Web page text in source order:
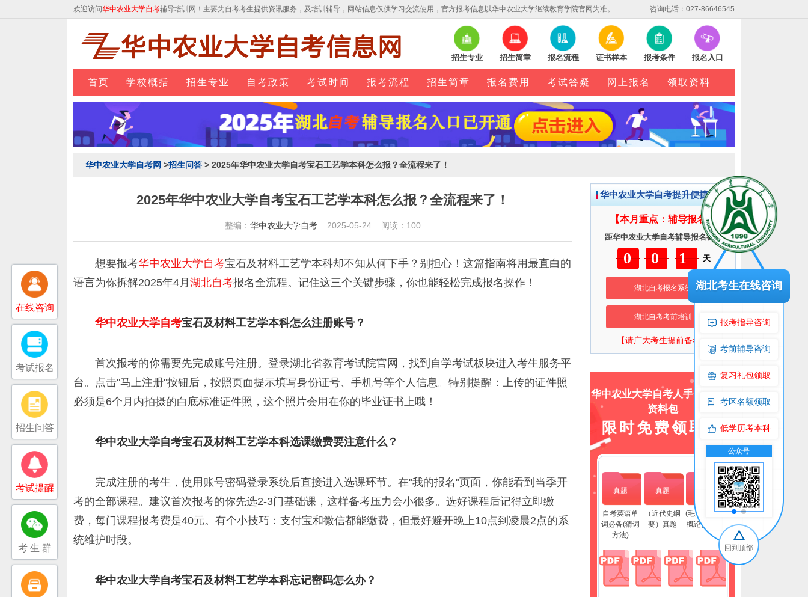
欢迎访问华中农业大学自考辅导培训网！主要为自考考生提供资讯服务，及培训辅导，网站信息仅供学习交流使用，官方报考信息以华中农业大学继续教育学院官网为准。 咨询电话：027-86646545
招生专业 招生简章 报名流程 证书样本 报考条件 报名入口
首页 学校概括 招生专业 自考政策 考试时间 报考流程 招生简章 报名费用 考试答疑 网上报名 领取资料
华中农业大学自考网 >招生问答 > 2025年华中农业大学自考宝石工艺学本科怎么报？全流程来了！
2025年华中农业大学自考宝石工艺学本科怎么报？全流程来了！
整编： 华中农业大学自考 2025-05-24 阅读：100
想要报考华中农业大学自考宝石及材料工艺学本科却不知从何下手？别担心！这篇指南将用最直白的
语言为你拆解2025年4月 湖北自考报名全流程。记住这三个关键步骤，你也能轻松完成报名操作！
华中农业大学自考宝石及材料工艺学本科怎么注册账号？
首次报考的你需要先完成账号注册。登录湖北省教育考试院官网，找到自学考试板块进入考生服务平
台。点击"马上注册"按钮后，按照页面提示填写身份证号、手机号等个人信息。特别提醒：上传的证件照
必须是6个月内拍摄的白底标准证件照，这个照片会用在你的毕业证书上哦！
华中农业大学自考宝石及材料工艺学本科选课缴费要注意什么？
完成注册的考生，使用账号密码登录系统后直接进入选课环节。在"我的报名"页面，你能看到当季开
考的全部课程。建议首次报考的你先选2-3门基础课，这样备考压力会小很多。选好课程后记得立即缴
费，每门课程报考费是40元。有个小技巧：支付宝和微信都能缴费，但最好避开晚上10点到凌晨2点的系
统维护时段。
华中农业大学自考宝石及材料工艺学本科忘记密码怎么办？
华中农业大学自考提升便捷服务
【本月重点：辅导报名】
距华中农业大学自考辅导报名截止
001天
湖北自考报名系统
湖北自考考前培训
【请广大考生提前备考】
华中农业大学自考人手一份上岸
资料包
限时免费领取！
真题
自考英语单
词必备(猜词
方法)
真题
（近代史纲
要）真题
(毛泽东思想
概论）真题
在线咨询
考试报名
招生问答
考试提醒
考 生 群
湖北考生在线咨询
报考指导咨询
考前辅导咨询
复习礼包领取
考区名额领取
低学历考本科
公众号 公众号
回到顶部